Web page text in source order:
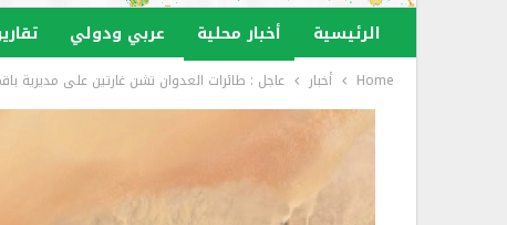
الرئيسية أخبار محلية عربي ودولي
Home أخبار عاجل : طائرات العدوان تشن غارتين على مديرية